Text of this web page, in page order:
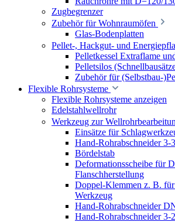
Zugbegrenzer
Zubehör für Wohnraumöfen
Glas-Bodenplatten
Pellet-, Hackgut- und
Pelletkessel Extraflame
Pelletsilos
Zubehör für (Selbstbau-
Flexible Rohrsysteme
Flexible Rohrsysteme anzeigen
Edelstahlwellrohr
Werkzeug zur
Einsätze für
Hand-Rohrabschneider 3-
Bördelstab
Deformationsscheibe für
Flanschherstellung
Doppel-Klemmen z. B.
Werkzeug
Hand-Rohrabschneider
Hand-Rohrabschneider 3-